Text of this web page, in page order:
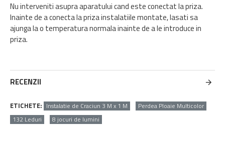
Nu interveniti asupra aparatului cand este conectat la priza.
Inainte de a conecta la priza instalatiile montate, lasati sa
ajunga la o temperatura normala inainte de a le introduce in
priza.
RECENZII
ETICHETE: Instalatie de Craciun 3 M x 1 M
Perdea Ploaie Multicolor
132 Leduri
8 jocuri de lumini